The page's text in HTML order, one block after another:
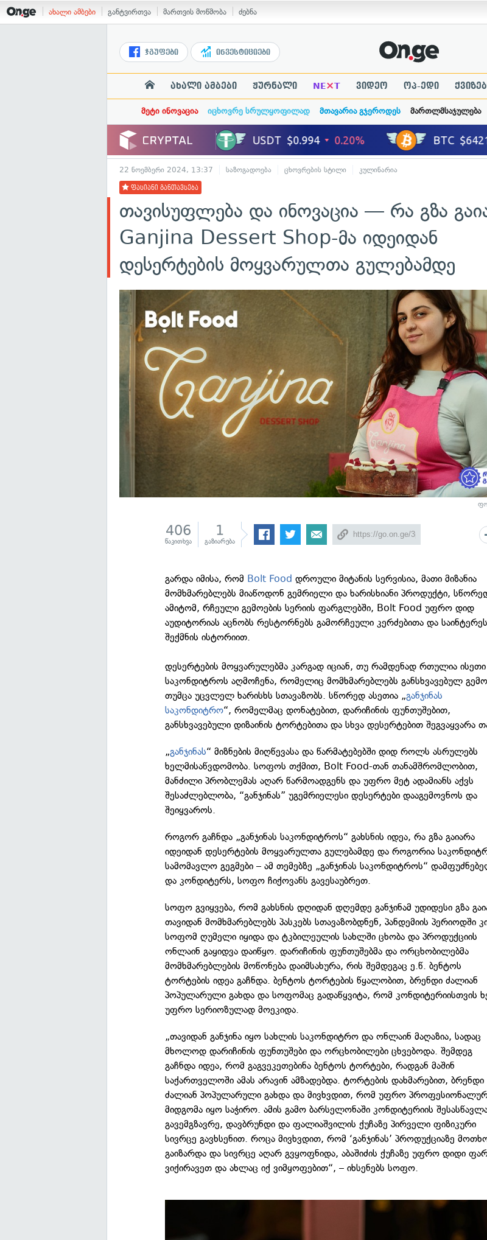
ახალი ამბები განტვირთვა მართვის მოწმობა ძებნა
ჯგუფები ინვესტიციები
ახალი ამბები ჟურნალი NE×T ვიდეო ოპ-ედი
მეტი ინოვაცია იცხოვრე სრულყოფილად მთავარია გჯეროდეს მართლმსაჯულება
22 ნოემბერი 2024, 13:37 საზოგადოება ცხოვრების სტილი კულინარია
ფასიანი განთავსება
თავისუფლება და ინოვაცია — რა გზა
Ganjina Dessert Shop-მა იდეიდან
დესერტების მოყვარულთა გულებამდე
406
წაკითხვა
1
გაზიარება
გარდა იმისა, რომ Bolt Foodდროული მიტანის სერვისია, მათი მიზანია
მომხმარებლებს მიაწოდონ გემრიელი და ხარისხიანი პროდუქტი,
ამიტომ, რჩეული გემოების სერიის ფარგლებში, Bolt Food უფრო დიდ
აუდიტორიას აცნობს რესტორნებს გამორჩეული კერძებითა და
შექმნის ისტორიით.
დესერტების მოყვარულებმა კარგად იციან, თუ რამდენად რთულია ისეთი
საკონდიტროს აღმოჩენა, რომელიც მომხმარებლებს განსხვავებულ
თუმცა უცვლელ ხარისხს სთავაზობს. სწორედ ასეთია „განჯინას
საკონდიტრო“, რომელმაც დონატებით, დარიჩინის ფუნთუშებით,
განსხვავებული დიზაინის ტორტებითა და სხვა დესერტებით შეგვაყვარა
„განჯინას“ მიზნების მიღწევასა და წარმატებებში დიდ როლს ასრულებს
ხელმისაწვდომობა. სოფოს თქმით, Bolt Food-თან თანამშრომლობით,
მანძილი პრობლემას აღარ წარმოადგენს და უფრო მეტ ადამიანს აქვს
შესაძლებლობა, “განჯინას” უგემრიელესი დესერტები დააგემოვნოს და
შეიყვაროს.
როგორ გაჩნდა „განჯინას საკონდიტროს“ გახსნის იდეა, რა გზა გაიარა
იდეიდან დესერტების მოყვარულთა გულებამდე და როგორია
სამომავლო გეგმები – ამ თემებზე „განჯინას საკონდიტროს“
და კონდიტერს, სოფო ჩიქოვანს გავესაუბრეთ.
სოფო გვიყვება, რომ გახსნის დღიდან დღემდე განჯინამ უდიდესი გზა
თავიდან მომხმარებლებს პასკებს სთავაზობდნენ, პანდემიის პერიოდში
სოფომ ღუმელი იყიდა და ტკბილეულის სახლში ცხობა და პროდუქციის
ონლაინ გაყიდვა დაიწყო. დარიჩინის ფუნთუშებმა და ორცხობილებმა
მომხმარებლების მოწონება დაიმსახურა, რის შემდეგაც ე.წ. ბენტოს
ტორტების იდეა გაჩნდა. ბენტოს ტორტების წყალობით, ბრენდი ძალიან
პოპულარული გახდა და სოფომაც გადაწყვიტა, რომ კონდიტერიისთვის
უფრო სერიოზულად მოეკიდა.
„თავიდან განჯინა იყო სახლის საკონდიტრო და ონლაინ მაღაზია, სადაც
მხოლოდ დარიჩინის ფუნთუშები და ორცხობილები ცხვებოდა. შემდეგ
გაჩნდა იდეა, რომ გაგვეკეთებინა ბენტოს ტორტები, რადგან მაშინ
საქართველოში ამას არავინ ამზადებდა. ტორტების დახმარებით, ბრენდი
ძალიან პოპულარული გახდა და მივხვდით, რომ უფრო
მიდგომა იყო საჭირო. ამის გამო ბარსელონაში კონდიტერიის
გავემგზავრე, დავბრუნდი და ფალიაშვილის ქუჩაზე პირველი ფიზიკური
სივრცე გავხსენით. როცა მივხვდით, რომ ‘განჯინას’ პროდუქციაზე
გაიზარდა და სივრცე აღარ გვყოფნიდა, აბაშიძის ქუჩაზე უფრო დიდი
ვიქირავეთ და ახლაც იქ ვიმყოფებით“, – იხსენებს სოფო.